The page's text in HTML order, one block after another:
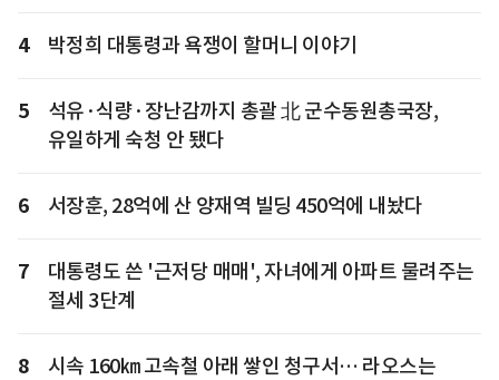
4 박정희 대통령과 욕쟁이 할머니 이야기
5
석유·식량·장난감까지 총괄 北 군수동원총국장,
유일하게 숙청 안 됐다
6 서장훈, 28억에 산 양재역 빌딩 450억에 내놨다
7
대통령도 쓴 '근저당 매매', 자녀에게 아파트 물려주는
절세 3단계
8
시속 160㎞ 고속철 아래 쌓인 청구서… 라오스는